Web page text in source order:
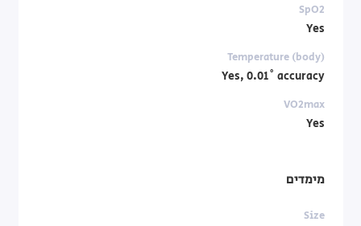
SpO2
Yes
Temperature (body)
Yes, 0.01˚ accuracy
VO2max
Yes
מימדים
Size